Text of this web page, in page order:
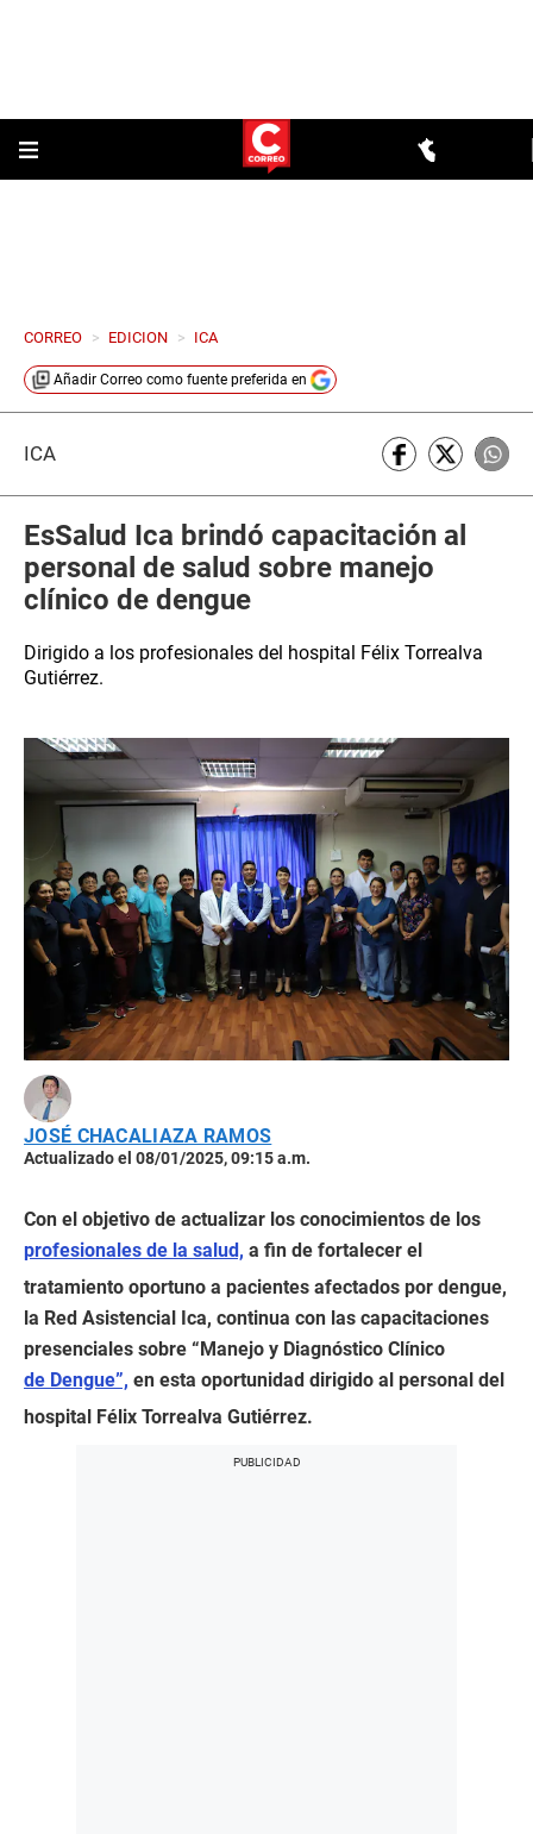
CORREO > EDICION > ICA
Añadir Correo como fuente preferida en
ICA
EsSalud Ica brindó capacitación al
personal de salud sobre manejo
clínico de dengue
Dirigido a los profesionales del hospital Félix Torrealva
Gutiérrez.
JOSÉ CHACALIAZA RAMOS
Actualizado el 08/01/2025, 09:15 a.m.
Con el objetivo de actualizar los conocimientos de los
profesionales de la salud, a fin de fortalecer el
tratamiento oportuno a pacientes afectados por dengue,
la Red Asistencial Ica, continua con las capacitaciones
presenciales sobre “Manejo y Diagnóstico Clínico
de Dengue”, en esta oportunidad dirigido al personal del
hospital Félix Torrealva Gutiérrez.